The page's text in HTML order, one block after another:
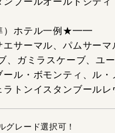
）ホテル一例★━━
エサーマル、パムサーマ
、ガミラスケーブ、ユ
ル・ボモンティ、ル
トンイスタンブールレ
レード選択可！